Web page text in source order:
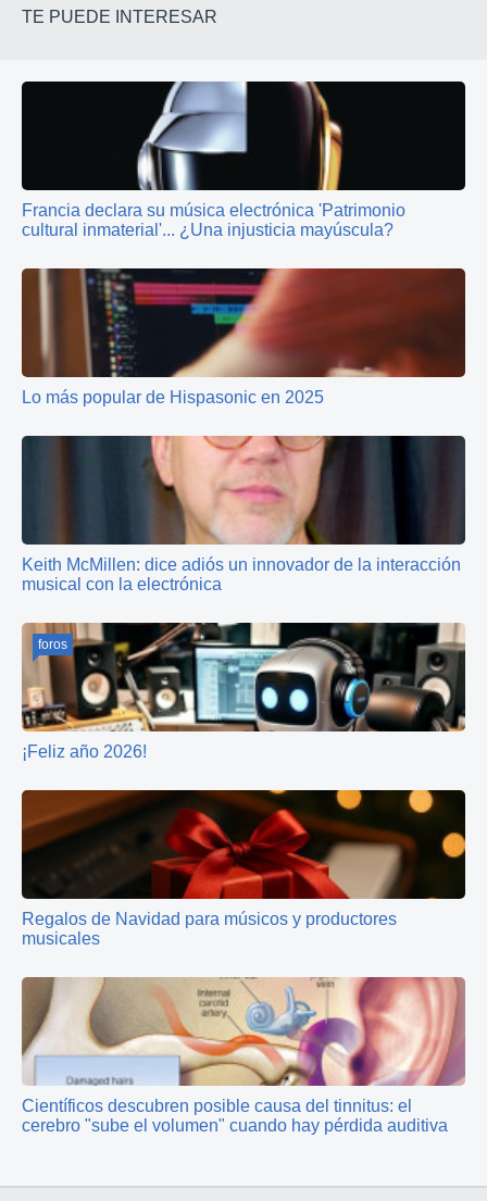
TE PUEDE INTERESAR
Francia declara su música electrónica 'Patrimonio
cultural inmaterial'... ¿Una injusticia mayúscula?
Lo más popular de Hispasonic en 2025
Keith McMillen: dice adiós un innovador de la interacción
musical con la electrónica
foros
¡Feliz año 2026!
Regalos de Navidad para músicos y productores
musicales
Científicos descubren posible causa del tinnitus: el
cerebro "sube el volumen" cuando hay pérdida auditiva